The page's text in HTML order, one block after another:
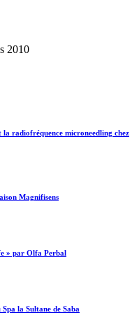
2010
radiofréquence microneedling chez
Magnifisens
» par Olfa Perbal
la Sultane de Saba